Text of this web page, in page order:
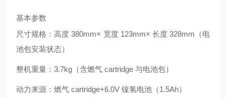
基本参数
尺寸规格：高度 380mm× 宽度 123mm× 长度 328mm（电
池包安装状态）
整机重量：3.7kg（含燃气 cartridge 与电池包）
动力来源：燃气 cartridge+6.0V 镍氢电池（1.5Ah）